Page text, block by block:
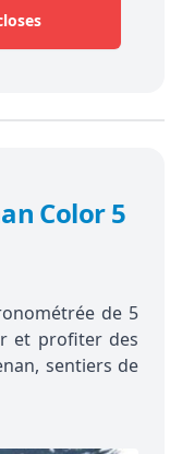
Color 5
de 5
et profiter des
sentiers de